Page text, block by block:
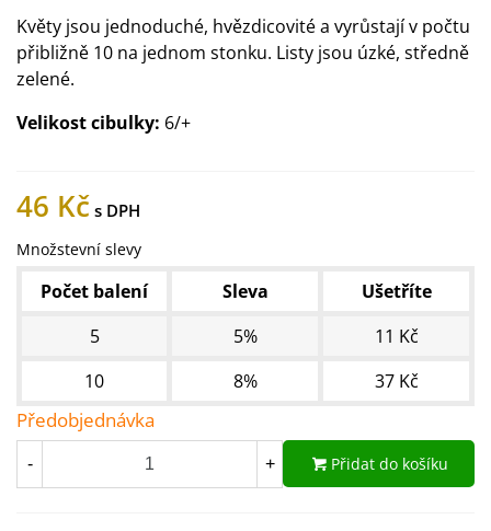
Květy jsou jednoduché, hvězdicovité a vyrůstají v počtu
přibližně 10 na jednom stonku. Listy jsou úzké, středně
zelené.
Velikost cibulky: 6/+
46 Kč
Množstevní slevy
Počet balení Sleva
Ušetříte
5
5%
11 Kč
10
8% 37 Kč
Předobjednávka
- + Přidat do košíku